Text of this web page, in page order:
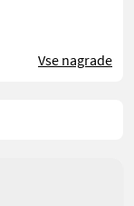
Vse nagrade